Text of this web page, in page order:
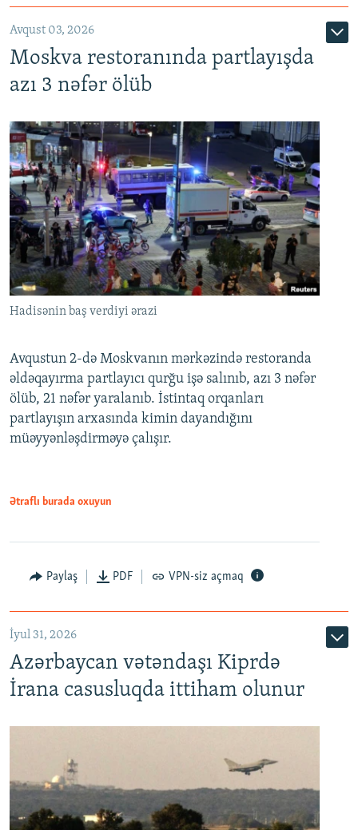
Avqust 03, 2026
Moskva restoranında partlayışda
azı 3 nəfər ölüb
Hadisənin baş verdiyi ərazi
Avqustun 2-də Moskvanın mərkəzində restoranda
əldəqayırma partlayıcı qurğu işə salınıb, azı 3 nəfər
ölüb, 21 nəfər yaralanıb. İstintaq orqanları
partlayışın arxasında kimin dayandığını
müəyyənləşdirməyə çalışır.
Ətraflı burada oxuyun
Paylaş PDF VPN-siz açmaq
İyul 31, 2026
Azərbaycan vətəndaşı Kiprdə
İrana casusluqda ittiham olunur